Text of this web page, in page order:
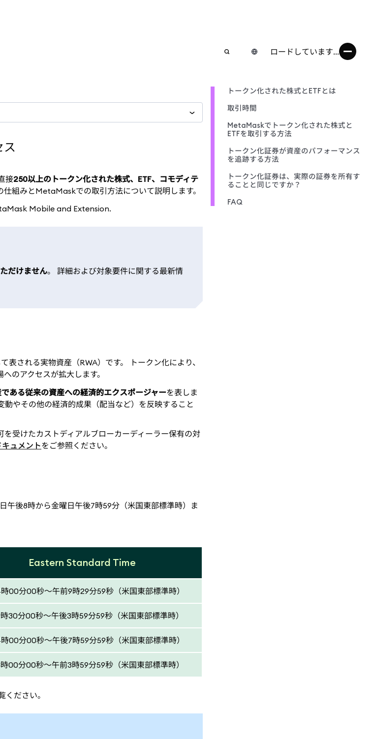
ロードしています...
接250以上のトークン化された株式、ETF、コモディテ
組みとMetaMaskでの取引方法について説明します。
Mobile and Extension.
だけません。 詳細および対象要件に関する最新情
表される実物資産（RWA）です。 トークン化により、
のアクセスが拡大します。
ある従来の資産への経済的エクスポージャーを表しま
やその他の経済的成果（配当など）を反映すること
受けたカストディアルブローカーディーラー保有の対
キュメントをご参照ください。
後8時から金曜日午後7時59分（米国東部標準時）ま
Eastern Standard Time
00分00秒～午前9時29分59秒（米国東部標準時）
30分00秒～午後3時59分59秒（米国東部標準時）
00分00秒～午後7時59分59秒（米国東部標準時）
00分00秒～午前3時59分59秒（米国東部標準時）
ください。
トークン化された株式とETFとは
取引時間
MetaMaskでトークン化された株式と
ETFを取引する方法
トークン化証券が資産のパフォーマンス
を追跡する方法
トークン化証券は、実際の証券を所有す
ることと同じですか？
FAQ